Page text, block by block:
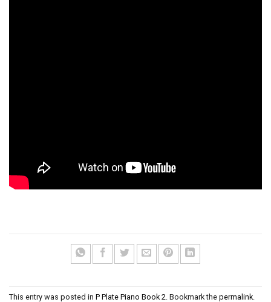
This entry was posted in P Plate Piano Book 2 . Bookmark the permalink